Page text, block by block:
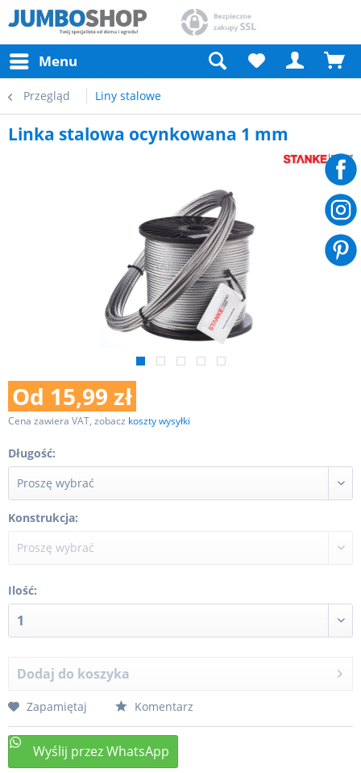
Menu
Przegląd Liny stalowe
Linka stalowa ocynkowana 1 mm
Od 15,99 zł
Cena zawiera VAT, zobacz koszty wysyłki
Długość:
Konstrukcja:
Ilość:
Dodaj do koszyka
Zapamiętaj Komentarz